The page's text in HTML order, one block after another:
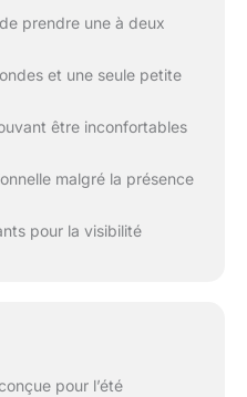
prendre une à deux
et une seule petite
être inconfortables
malgré la présence
pour la visibilité
pour l’été